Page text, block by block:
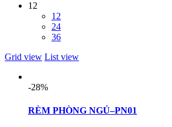
12
12
24
36
Grid view List view
-28%
RÈM PHÒNG NGỦ–PN01